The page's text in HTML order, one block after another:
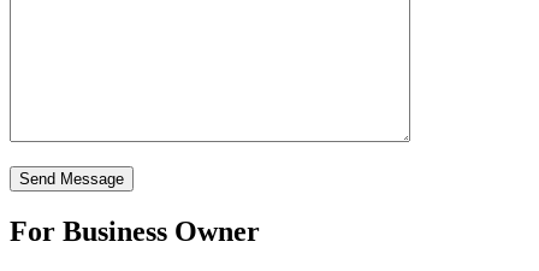
For Business Owner